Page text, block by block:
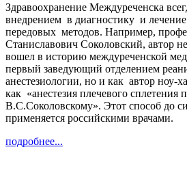
Здравоохранение Междуреченска
внедрением в диагностику и
передовых методов. Например,
Станиславович Соколовский, автор
вошел в историю междуреченской
первый заведующий отделением
анестезиологии, но и как автор ноу-
как «анестезия плечевого сплетения
В.С.Соколовскому». Этот способ до
применяется российскими врачами.
подробнее...